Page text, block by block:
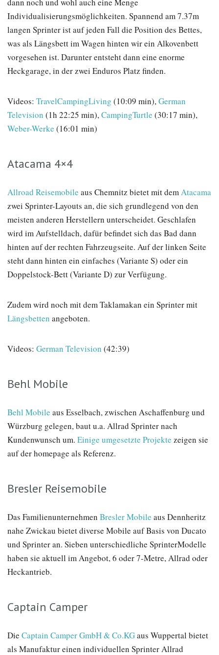
Individualisierungsmöglichkeiten. Spannend am 7.37m
langen Sprinter ist auf jeden Fall die Position des Bettes,
was als Längsbett im Wagen hinten wir ein Alkovenbett
vorgesehen ist. Darunter entsteht dann eine enorme
Heckgarage, in der zwei Enduros Platz finden.
Videos: TravelCampingLiving (10:09 min),German
Television (1h 22:25 min),CampingTurtle (30:17 min),
Weber-Werke (16:01 min)
Atacama 4×4
Allroad Reisemobile aus Chemnitz bietet mit demAtacama
zwei Sprinter-Layouts an, die sich grundlegend von den
meisten anderen Herstellern unterscheidet. Geschlafen
wird im Aufstelldach, dafür befindet sich das Bad dann
hinten auf der rechten Fahrzeugseite. Auf der linken Seite
steht dann hinten ein einfaches (Variante S) oder ein
Doppelstock-Bett (Variante D) zur Verfügung.
Zudem wird noch mit dem Taklamakan ein Sprinter mit
Längsbetten angeboten.
Videos: German Television (42:39)
Behl Mobile
Behl Mobile aus Esselbach, zwischen Aschaffenburg und
Würzburg gelegen, baut u.a. Allrad Sprinter nach
Kundenwunsch um. Einige umgesetzte Projekte zeigen sie
auf der homepage als Referenz.
Bresler Reisemobile
Das Familienunternehmen Bresler Mobile aus Dennheritz
nahe Zwickau bietet diverse Mobile auf Basis von Ducato
und Sprinter an. Sieben unterschiedliche SprinterModelle
haben sie aktuell im Angebot, 6 oder 7-Metre, Allrad oder
Heckantrieb.
Captain Camper
Die Captain Camper GmbH & Co.KGaus Wuppertal bietet
als Manufaktur einen individuellen Sprinter Allrad